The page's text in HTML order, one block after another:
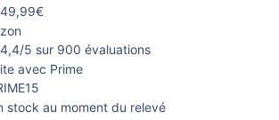
4,4/5 sur 900 évaluations
avec Prime
stock au moment du relevé